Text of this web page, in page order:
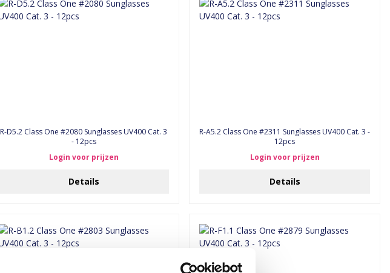
R-D5.2 Class One #2080 Sunglasses UV400 Cat. 3
- 12pcs
Login voor prijzen
Details
R-A5.2 Class One #2311 Sunglasses UV400 Cat. 3 -
12pcs
Login voor prijzen
Details